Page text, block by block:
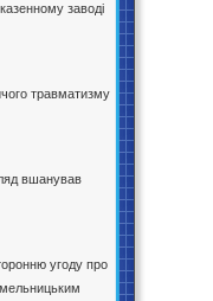
заводі
травматизму
вшанував
угоду про